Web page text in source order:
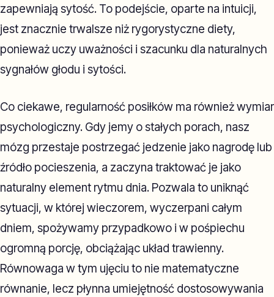
zapewniają sytość. To podejście, oparte na intuicji,
jest znacznie trwalsze niż rygorystyczne diety,
ponieważ uczy uważności i szacunku dla naturalnych
sygnałów głodu i sytości.
Co ciekawe, regularność posiłków ma również wymiar
psychologiczny. Gdy jemy o stałych porach, nasz
mózg przestaje postrzegać jedzenie jako nagrodę lub
źródło pocieszenia, a zaczyna traktować je jako
naturalny element rytmu dnia. Pozwala to uniknąć
sytuacji, w której wieczorem, wyczerpani całym
dniem, spożywamy przypadkowo i w pośpiechu
ogromną porcję, obciążając układ trawienny.
Równowaga w tym ujęciu to nie matematyczne
równanie, lecz płynna umiejętność dostosowywania